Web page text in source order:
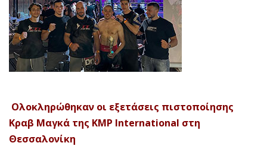
Ολοκληρώθηκαν οι εξετάσεις πιστοποίησης
Κραβ Μαγκά της KMP International στη
Θεσσαλονίκη